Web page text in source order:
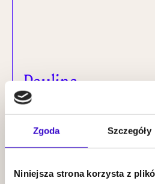
Zgoda Szczegóły
Niniejsza strona korzysta z
Paulina
Przybysz |
Insides
20.09
19:00